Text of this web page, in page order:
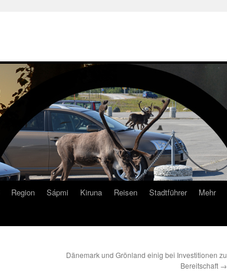
Region Sápmi Kiruna Reisen Stadtführer Mehr
Dänemark und Grönland einig bei Investitionen zu
Bereitschaft →